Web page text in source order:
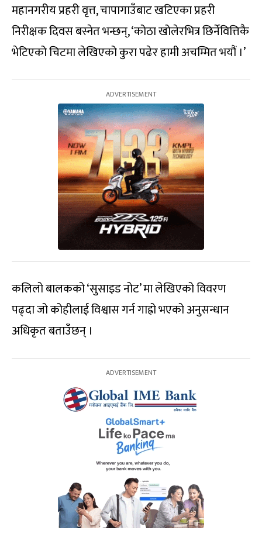
महानगरीय प्रहरी वृत्त, चापागाउँबाट खटिएका प्रहरी
निरीक्षक दिवस बस्नेत भन्छन्, ‘कोठा खोलेरभित्र छिर्नेवित्तिकै
भेटिएको चिटमा लेखिएको कुरा पढेर हामी अचम्मित भयौं ।’
कलिलो बालकको ‘सुसाइड नोट’ मा लेखिएको विवरण
पढ्दा जो कोहीलाई विश्वास गर्न गाह्रो भएको अनुसन्धान
अधिकृत बताउँछन् ।